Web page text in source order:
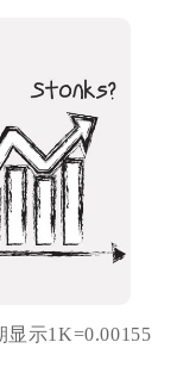
显示1K=0.00155